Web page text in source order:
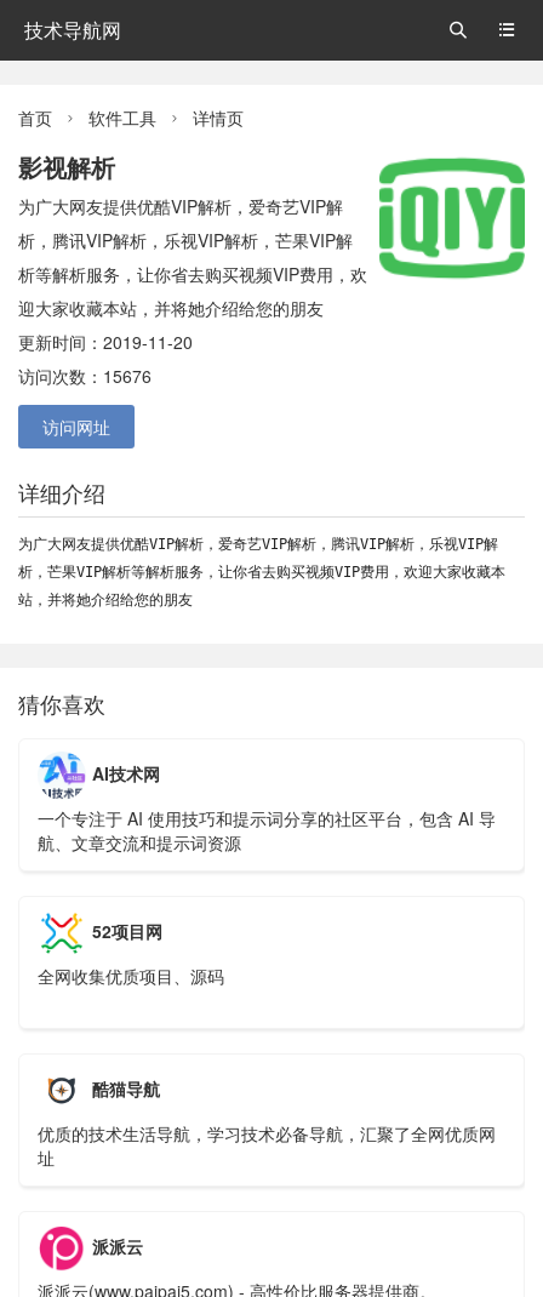
技术导航网 

首页  软件工具  详情页
影视解析
为广大网友提供优酷VIP解析，爱奇艺VIP解
析，腾讯VIP解析，乐视VIP解析，芒果VIP解
析等解析服务，让你省去购买视频VIP费用，欢
迎大家收藏本站，并将她介绍给您的朋友
更新时间：2019-11-20
访问次数：15676
访问网址
详细介绍
为广大网友提供优酷VIP解析，爱奇艺VIP解析，腾讯VIP解析，乐视VIP解
析，芒果VIP解析等解析服务，让你省去购买视频VIP费用，欢迎大家收藏本
站，并将她介绍给您的朋友
猜你喜欢
AI技术网
一个专注于 AI 使用技巧和提示词分享的社区平台，包含 AI 导
航、文章交流和提示词资源
52项目网
全网收集优质项目、源码
酷猫导航
优质的技术生活导航，学习技术必备导航，汇聚了全网优质网
址
派派云
派派云(www.paipai5.com) - 高性价比服务器提供商。